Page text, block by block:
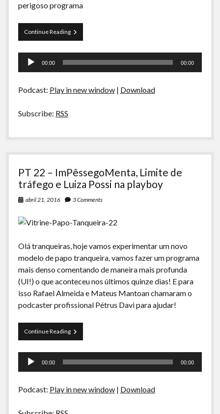
perigoso programa
Continue ReadingCurva
de
–
Futebol
Tocador
00:00 00:00
Podcast: Play in new window| Download
Subscribe: RSS
PT 22 – ImPêssegoMenta, Limite de
tráfego e Luiza Possi na playboy
abril 21, 2016 3 Comments
Olá tranqueiras, hoje vamos experimentar um novo
modelo de papo tranqueira, vamos fazer um programa
mais denso comentando de maneira mais profunda
(UI!) o que aconteceu nos últimos quinze dias! E para
isso Rafael Almeida e Mateus Mantoan chamaram o
podcaster profissional Pétrus Davi para ajudar!
Continue ReadingPT
22
Limite
e
Tocador
00:00 00:00
Podcast: Play in new window| Download